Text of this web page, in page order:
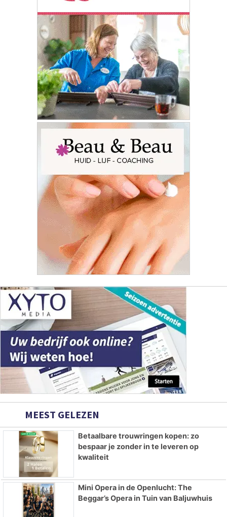
MEEST GELEZEN
Betaalbare trouwringen kopen: zo
bespaar je zonder in te leveren op
kwaliteit
Mini Opera in de Openlucht: The
Beggar’s Opera in Tuin van Baljuwhuis